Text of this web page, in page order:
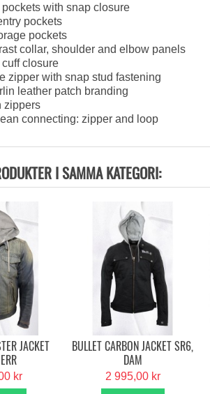
with snap closure
pockets
pockets
collar, shoulder and elbow panels
closure
zipper with snap stud fastening
leather patch branding
zippers
connecting: zipper and loop
I SAMMA KATEGORI:
JACKET
kr
BULLET CARBON JACKET SR6,
DAM
2 995,00 kr